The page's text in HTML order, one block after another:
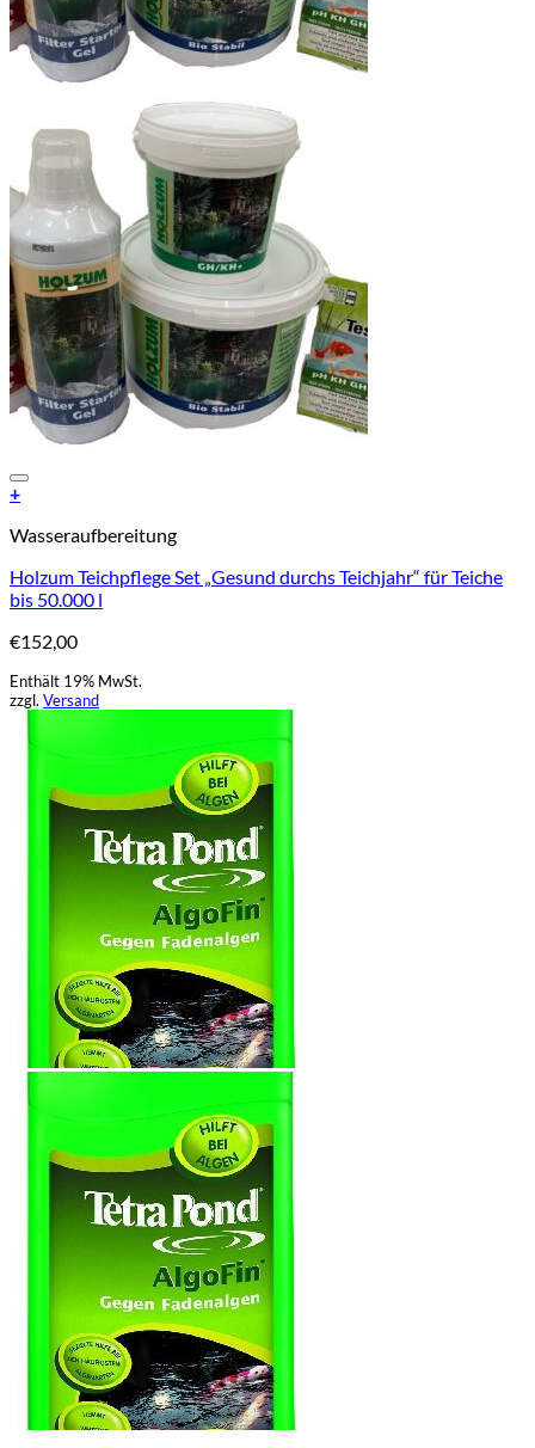
+
Wasseraufbereitung
Holzum Teichpflege Set „Gesund durchs Teichjahr“ für Teiche
bis 50.000 l
€152,00
Enthält 19% MwSt.
zzgl. Versand